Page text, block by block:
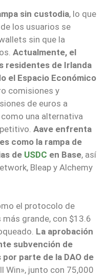
sin custodia, lo que
los usuarios se
sin que la
Actualmente, el
residentes de Irlanda
el Espacio Económico
comisiones y
de euros a
una alternativa
Aave enfrenta
como la rampa de
de USDC en Base, así
Bleap y Alchemy
el protocolo de
grande, con $13.6
La aprobación
subvención de
parte de la DAO de
Win», junto con 75,000